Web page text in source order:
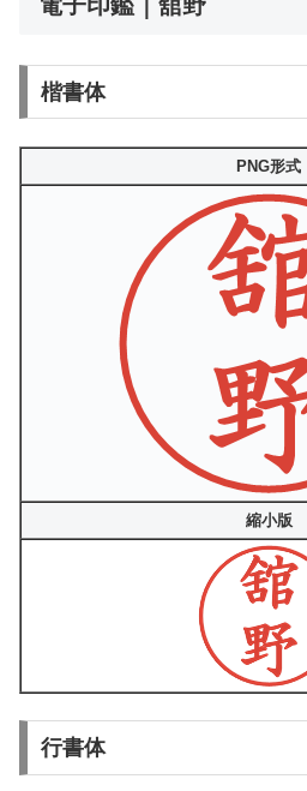
楷書体
PNG形式
縮小版
行書体